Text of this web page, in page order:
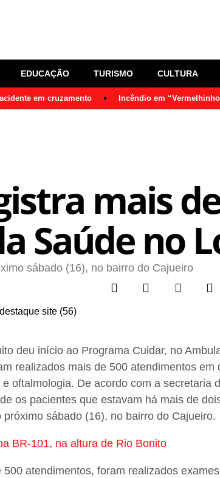
EDUCAÇÃO TURISMO CULTURA
em cruzamento Incêndio em
mais
Saúde no
sábado (16), no bairro do Cajueiro
deu início ao Programa Cuidar, no
realizados mais de 500 atendimentos em
oftalmologia. De acordo com a secretaria
os pacientes que estavam há mais de
sábado (16), no bairro do Cajueiro.
BR-101, na altura de Rio Bonito
atendimentos, foram realizados